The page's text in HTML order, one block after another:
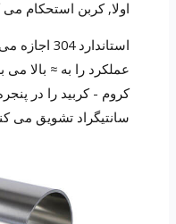
اولا, کربن استحکام
سانتیگراد تشویق می